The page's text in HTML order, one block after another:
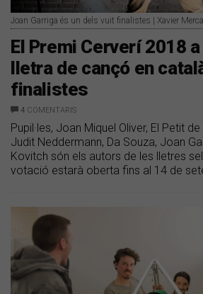
Joan Garriga és un dels vuit finalistes | Xavier
El Premi Cerverí 2018
lletra de cançó en
finalistes
4 COMENTARIS
Pupil·les, Joan Miquel Oliver, El Petit
Judit Neddermann, Da Souza, Joan
Kovitch són els autors de les lletres
votació estarà oberta fins al 14 de